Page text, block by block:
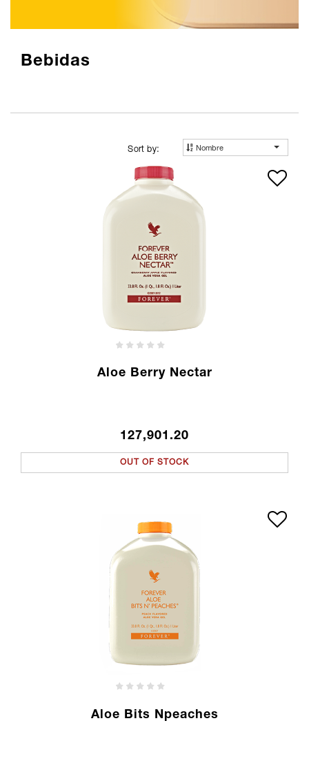
Bebidas
Sort by: Nombre
Aloe Berry Nectar
127,901.20
OUT OF STOCK
Aloe Bits Npeaches